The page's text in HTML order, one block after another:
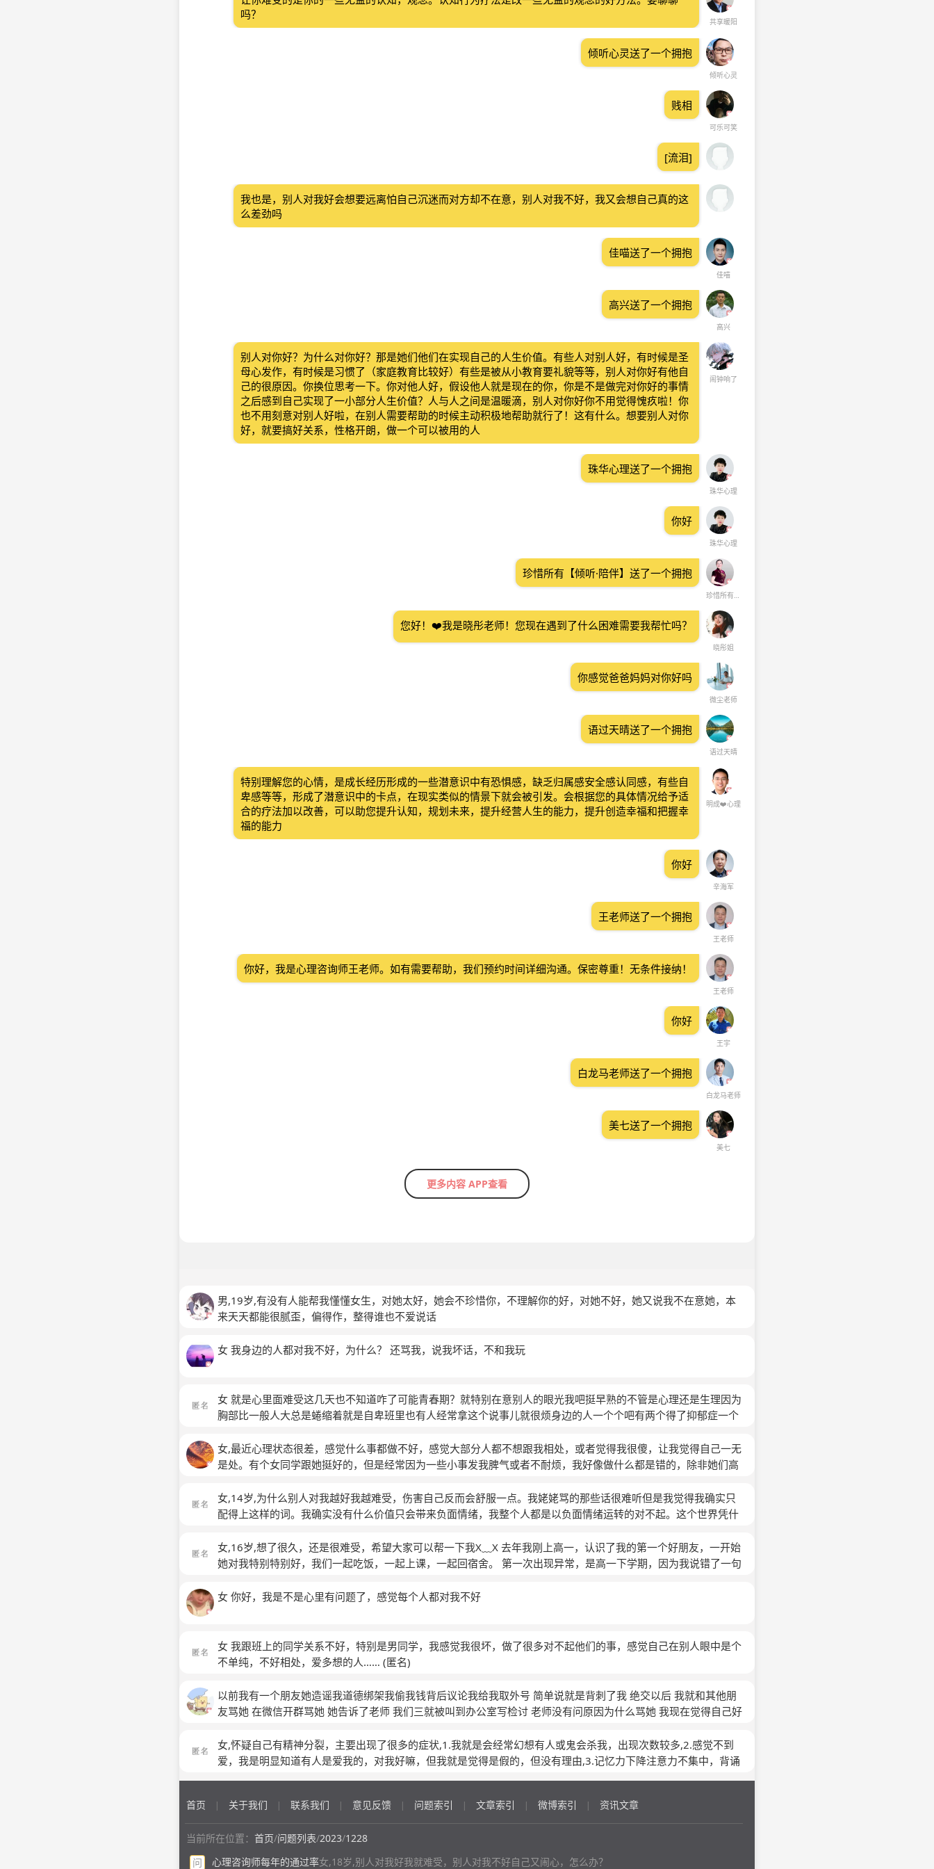
共享暖阳
吗？
倾听心灵
倾听心灵送了一个拥抱
可乐可笑
贱相
[流泪]
我也是，别人对我好会想要远离怕自己沉迷而对方却不在意，别人对我不好，我又会想自己真的这
么差劲吗
佳喵
佳喵送了一个拥抱
高兴
高兴送了一个拥抱
闹钟响了
别人对你好？为什么对你好？那是她们他们在实现自己的人生价值。有些人对别人好，有时候是圣
母心发作，有时候是习惯了（家庭教育比较好）有些是被从小教育要礼貌等等，别人对你好有他自
己的很原因。你换位思考一下。你对他人好，假设他人就是现在的你，你是不是做完对你好的事情
之后感到自己实现了一小部分人生价值？人与人之间是温暖滴，别人对你好你不用觉得愧疚啦！你
也不用刻意对别人好啦，在别人需要帮助的时候主动积极地帮助就行了！这有什么。想要别人对你
好，就要搞好关系，性格开朗，做一个可以被用的人
珠华心理
珠华心理送了一个拥抱
珠华心理
你好
珍惜所有【倾听·陪伴】
珍惜所有【倾听·陪伴】送了一个拥抱
晓彤姐
您好！❤️我是晓彤老师！您现在遇到了什么困难需要我帮忙吗？
微尘老师
你感觉爸爸妈妈对你好吗
语过天晴
语过天晴送了一个拥抱
明成❤️心理
特别理解您的心情，是成长经历形成的一些潜意识中有恐惧感，缺乏归属感安全感认同感，有些自
卑感等等，形成了潜意识中的卡点，在现实类似的情景下就会被引发。会根据您的具体情况给予适
合的疗法加以改善，可以助您提升认知，规划未来，提升经营人生的能力，提升创造幸福和把握幸
福的能力
辛海军
你好
王老师
王老师送了一个拥抱
王老师
你好，我是心理咨询师王老师。如有需要帮助，我们预约时间详细沟通。保密尊重！无条件接纳！
王宇
你好
白龙马老师
白龙马老师送了一个拥抱
美七
美七送了一个拥抱
更多内容 APP查看
男,19岁,有没有人能帮我懂懂女生，对她太好，她会不珍惜你，不理解你的好，对她不好，她又说我不在意她，本
来天天都能很腻歪，偏得作，整得谁也不爱说话
女 我身边的人都对我不好，为什么？ 还骂我，说我坏话，不和我玩
女 就是心里面难受这几天也不知道咋了可能青春期？就特别在意别人的眼光我吧挺早熟的不管是心理还是生理因为
胸部比一般人大总是蜷缩着就是自卑班里也有人经常拿这个说事儿就很烦身边的人一个个吧有两个得了抑郁症一个
感觉她真的是多想了但是我知道她可能就是这个病这样多虑也就顺着她但有时候就像是今天她又把我删了我真的有
时候不理解她总说我不换位思考但真的有时候我不能永远站在她的角度思考问题有时候的一件小事她跟我气我去求
玩儿我听她的话不对不听也不对我因为转校过去第一个朋友是她她说她把我当朋友我当然也是知道吗我因为她慢慢
跟大家熟识跟着她也认识了一些别的朋友但是有一次她说她说我是小偷我偷了她的朋友她说我因为她认识的朋友现
个小偷我居然偷别人的东西现在我真的不敢再去认识跟她共同的朋友就算是跟她只说过几句话的人我跟一个跟她也
说过几句话的人认识了但是我发誓我跟那个人没有通过她但我现在却还是心里不好受感觉总是偷了她的朋友我真的
女,最近心理状态很差，感觉什么事都做不好，感觉大部分人都不想跟我相处，或者觉得我很傻，让我觉得自己一无
是处。有个女同学跟她挺好的，但是经常因为一些小事发我脾气或者不耐烦，我好像做什么都是错的，除非她们高
女,14岁,为什么别人对我越好我越难受，伤害自己反而会舒服一点。我姥姥骂的那些话很难听但是我觉得我确实只
配得上这样的词。我确实没有什么价值只会带来负面情绪，我整个人都是以负面情绪运转的对不起。这个世界凭什
女,16岁,想了很久，还是很难受，希望大家可以帮一下我X﹏X 去年我刚上高一，认识了我的第一个好朋友，一开始
她对我特别特别好，我们一起吃饭，一起上课，一起回宿舍。 第一次出现异常，是高一下学期，因为我说错了一句
吃饭，因为人太多我没看见她，就和别人吃饭了，她又带着别人孤立我，她和别人说觉得我学习好，不是一个世界
本人是个很情绪化的人，因为这个事就哭了好多次，习也学不下去，后来我自己努力调节了好多次，才慢慢变好，
可是我发现我好像病了。 我变得特别在意别人的感受，总是觉得别人对我带有攻击性，明明别人只是对我说了一句
么，是不是有别的意思，这让我真的很困扰，我也知道这样的自己很讨厌，也对自己进行了积极的自我暗示，可是
收效甚微，家人们，我该怎么办哇呜呜呜呜(匿名)
女 你好，我是不是心里有问题了，感觉每个人都对我不好
女 我跟班上的同学关系不好，特别是男同学，我感觉我很坏，做了很多对不起他们的事，感觉自己在别人眼中是个
不单纯，不好相处，爱多想的人…… (匿名)
以前我有一个朋友她造谣我道德绑架我偷我钱背后议论我给我取外号 简单说就是背刺了我 绝交以后 我就和其他朋
友骂她 在微信开群骂她 她告诉了老师 我们三就被叫到办公室写检讨 老师没有问原因为什么骂她 我现在觉得自己好
我现在每天想起来都好痛苦 我最讨厌霸凌者了为什么我会成为霸凌者 我只能拿刀划手臂才能让心里不那么难受 我
不知道 我想不出来 我是不是真的做错了
女,怀疑自己有精神分裂，主要出现了很多的症状,1.我就是会经常幻想有人或鬼会杀我，出现次数较多,2.感觉不到
爱，我是明显知道有人是爱我的，对我好嘛，但我就是觉得是假的，但没有理由,3.记忆力下降注意力不集中，背诵
有些情况会感觉和世界隔了那么一层，出现情况较少,5.情绪会莫名高涨或是低落，有时候还会烦躁，经常有,6.易
怒，易崩溃,懂的朋友帮我诊断一下是不是精神分裂,还有一个就是我觉得自己有记忆障碍，因为以上的情况有绝大部
分都是因为以前有过这些情况我才记得的，我搜过了，对照的是这张照片里的。,帮帮我，诊断一下我的怀疑是否正
确(匿名)
首页 | 关于我们 | 联系我们 | 意见反馈 | 问题索引 | 文章索引 | 微博索引 | 资讯文章
当前所在位置： 首页/问题列表/2023/1228
问
心理咨询师每年的通过率女,18岁,别人对我好我就难受，别人对我不好自己又闹心，怎么办？